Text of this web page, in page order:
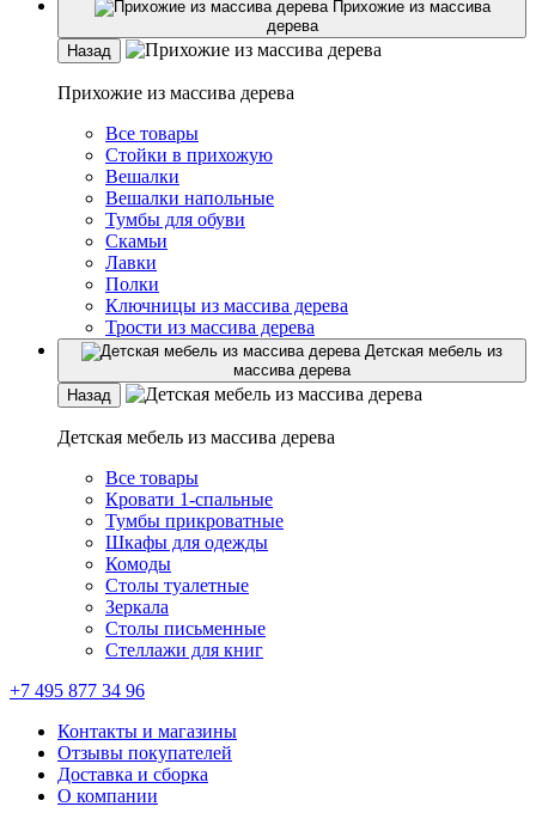
Прихожие из массива
дерева
Назад
Прихожие из массива дерева
Все товары
Стойки в прихожую
Вешалки
Вешалки напольные
Тумбы для обуви
Скамьи
Лавки
Полки
Ключницы из массива дерева
Трости из массива дерева
Детская мебель из
массива дерева
Назад
Детская мебель из массива дерева
Все товары
Кровати 1-спальные
Тумбы прикроватные
Шкафы для одежды
Комоды
Столы туалетные
Зеркала
Столы письменные
Стеллажи для книг
+7 495 877 34 96
Контакты и магазины
Отзывы покупателей
Доставка и сборка
О компании